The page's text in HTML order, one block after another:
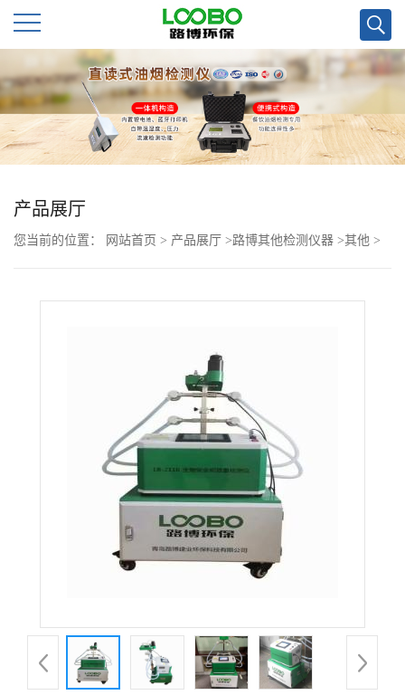
公
司
首
页
公
品
产品展厅
您当前的位置： 网站首页 > 产品展厅 >路博其他检测仪器 >其他 >